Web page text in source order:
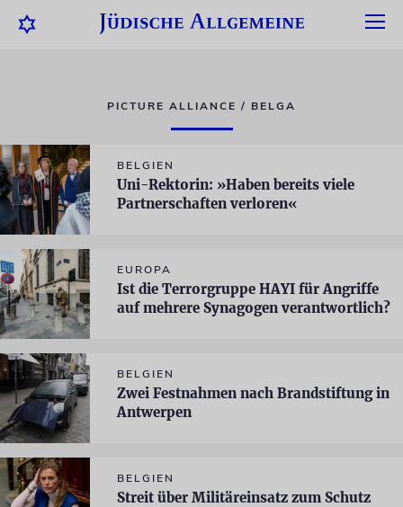
PICTURE ALLIANCE / BELGA
BELGIEN
Uni-Rektorin: »Haben bereits viele
Partnerschaften verloren«
EUROPA
Ist die Terrorgruppe HAYI für Angriffe
auf mehrere Synagogen verantwortlich?
BELGIEN
Zwei Festnahmen nach Brandstiftung in
Antwerpen
BELGIEN
Streit über Militäreinsatz zum Schutz